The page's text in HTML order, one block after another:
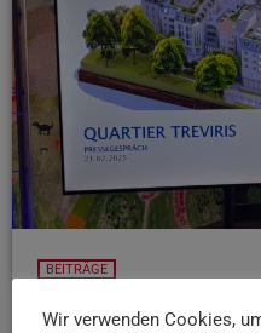
BEITRÄGE
Großprojekt Treviris-
Wir verwenden Cookies,